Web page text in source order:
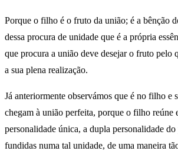
Porque o filho é o fruto da união; é a bênção
dessa procura de unidade que é a própria
que procura a união deve desejar o fruto pelo
a sua plena realização.
Já anteriormente observámos que é no filho e
chegam à união perfeita, porque o filho reúne
personalidade única, a dupla personalidade do
fundidas numa tal unidade, de uma maneira